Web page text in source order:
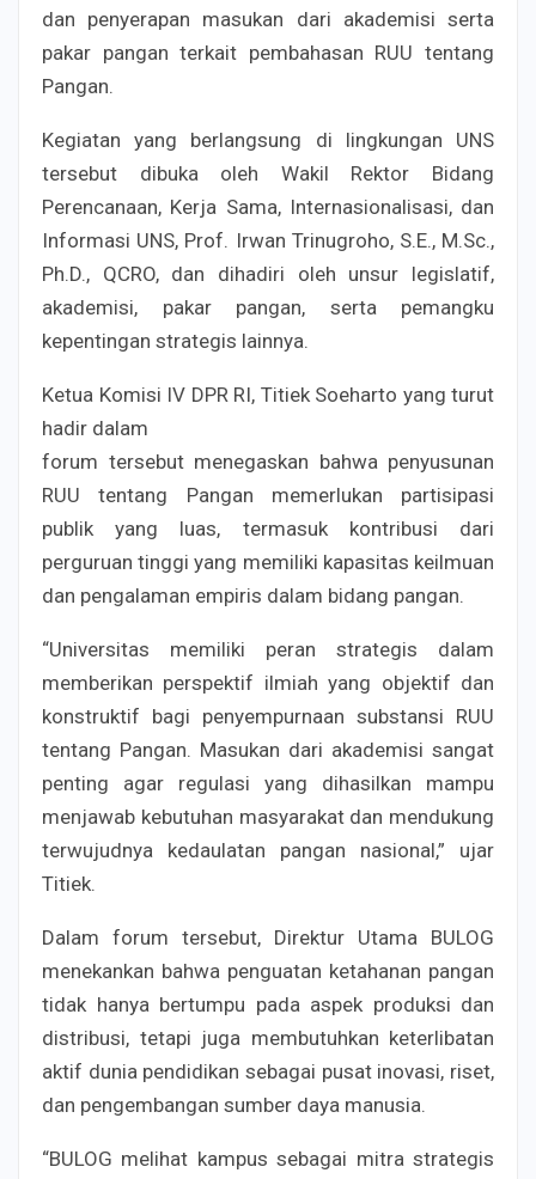
dan penyerapan masukan dari akademisi serta
pakar pangan terkait pembahasan RUU tentang
Pangan.
Kegiatan yang berlangsung di lingkungan UNS
tersebut dibuka oleh Wakil Rektor Bidang
Perencanaan, Kerja Sama, Internasionalisasi, dan
Informasi UNS, Prof. Irwan Trinugroho, S.E., M.Sc.,
Ph.D., QCRO, dan dihadiri oleh unsur legislatif,
akademisi, pakar pangan, serta pemangku
kepentingan strategis lainnya.
Ketua Komisi IV DPR RI, Titiek Soeharto yang turut
hadir dalam
forum tersebut menegaskan bahwa penyusunan
RUU tentang Pangan memerlukan partisipasi
publik yang luas, termasuk kontribusi dari
perguruan tinggi yang memiliki kapasitas keilmuan
dan pengalaman empiris dalam bidang pangan.
“Universitas memiliki peran strategis dalam
memberikan perspektif ilmiah yang objektif dan
konstruktif bagi penyempurnaan substansi RUU
tentang Pangan. Masukan dari akademisi sangat
penting agar regulasi yang dihasilkan mampu
menjawab kebutuhan masyarakat dan mendukung
terwujudnya kedaulatan pangan nasional,” ujar
Titiek.
Dalam forum tersebut, Direktur Utama BULOG
menekankan bahwa penguatan ketahanan pangan
tidak hanya bertumpu pada aspek produksi dan
distribusi, tetapi juga membutuhkan keterlibatan
aktif dunia pendidikan sebagai pusat inovasi, riset,
dan pengembangan sumber daya manusia.
“BULOG melihat kampus sebagai mitra strategis